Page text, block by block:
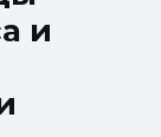
а и